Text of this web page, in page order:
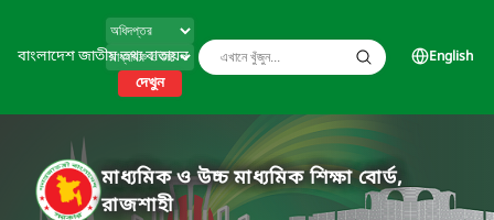
বাংলাদেশ জাতীয় তথ্য বাতায়ন
দেখুন
English
মাধ্যমিক ও উচ্চ মাধ্যমিক শিক্ষা বোর্ড,
রাজশাহী